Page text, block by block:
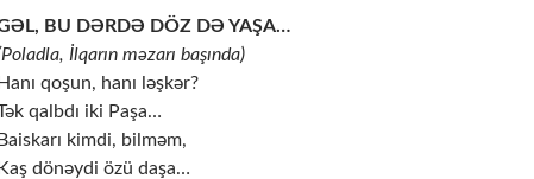
BU DƏRDƏ DÖZ DƏ YAŞA…
İlqarın məzarı başında)
Hanı qoşun, hanı ləşkər?
qalbdı iki Paşa…
Baiskarı kimdi, bilməm,
Kaş dönəydi özü daşa…